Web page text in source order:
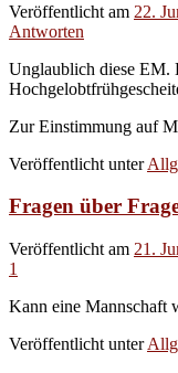
Veröffentlicht am 22.
Antworten
Unglaublich diese EM.
Zur Einstimmung auf
Veröffentlicht unter
Fragen über
Veröffentlicht am 21.
1
Kann eine Mannschaft
Veröffentlicht unter